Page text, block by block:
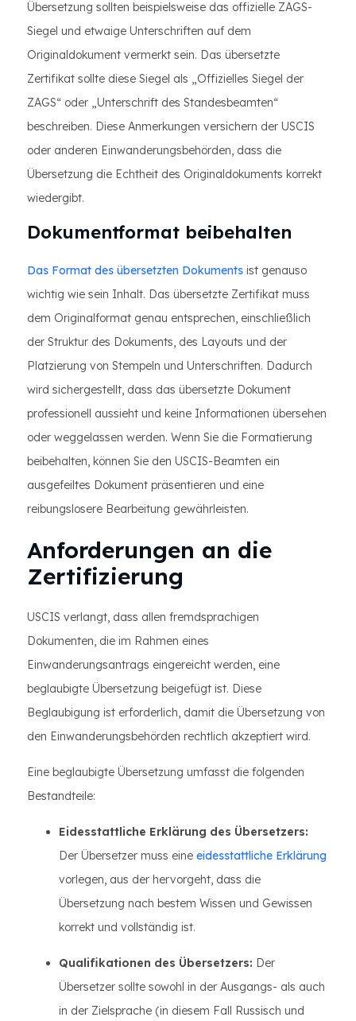
Übersetzung sollten beispielsweise das offizielle ZAGS-
Siegel und etwaige Unterschriften auf dem
Originaldokument vermerkt sein. Das übersetzte
Zertifikat sollte diese Siegel als „Offizielles Siegel der
ZAGS“ oder „Unterschrift des Standesbeamten“
beschreiben. Diese Anmerkungen versichern der USCIS
oder anderen Einwanderungsbehörden, dass die
Übersetzung die Echtheit des Originaldokuments korrekt
wiedergibt.
Dokumentformat beibehalten
Das Format des übersetzten Dokuments ist genauso
wichtig wie sein Inhalt. Das übersetzte Zertifikat muss
dem Originalformat genau entsprechen, einschließlich
der Struktur des Dokuments, des Layouts und der
Platzierung von Stempeln und Unterschriften. Dadurch
wird sichergestellt, dass das übersetzte Dokument
professionell aussieht und keine Informationen übersehen
oder weggelassen werden. Wenn Sie die Formatierung
beibehalten, können Sie den USCIS-Beamten ein
ausgefeiltes Dokument präsentieren und eine
reibungslosere Bearbeitung gewährleisten.
Anforderungen an die
Zertifizierung
USCIS verlangt, dass allen fremdsprachigen
Dokumenten, die im Rahmen eines
Einwanderungsantrags eingereicht werden, eine
beglaubigte Übersetzung beigefügt ist. Diese
Beglaubigung ist erforderlich, damit die Übersetzung von
den Einwanderungsbehörden rechtlich akzeptiert wird.
Eine beglaubigte Übersetzung umfasst die folgenden
Bestandteile:
Eidesstattliche Erklärung des Übersetzers:
Der Übersetzer muss eine eidesstattliche Erklärung
vorlegen, aus der hervorgeht, dass die
Übersetzung nach bestem Wissen und Gewissen
korrekt und vollständig ist.
Qualifikationen des Übersetzers: Der
Übersetzer sollte sowohl in der Ausgangs- als auch
in der Zielsprache (in diesem Fall Russisch und